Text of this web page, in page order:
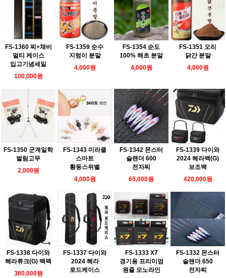
FS-1360 찌+채비
멀티 케이스
입고기념세일
100,000원
FS-1359 순수
지렁이 분말
4,000원
FS-1354 순도
100% 해초 분말
4,000원
FS-1351 오리
닭간 분말
4,000원
FS-1350 군계일학
벌림고무
2,000원
FS-1343 미라클
스마트
황동스위벨
4,000원
FS-1342 몬스터
슬랜더 600
전자찌
65,000원
FS-1339 다이와
2024 헤라백(G)
보조백
420,000원
FS-1338 다이와
헤라류크(G) 백팩
380,000원
FS-1337 다이와
2024 헤라
로드케이스
FS-1333 X7
경기용 프리미엄
원줄 모노라인
FS-1332 몬스터
슬랜더 650
전자찌